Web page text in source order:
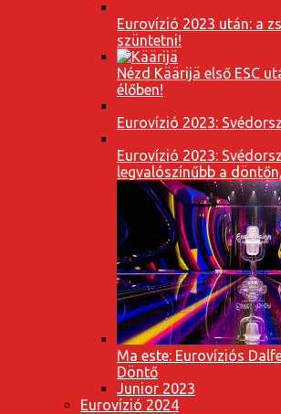
Eurovízió 2023 után: a
szüntetni!
Nézd Käärijä első ESC
élőben!
Eurovízió 2023:
Eurovízió 2023:
legvalószínűbb a
Ma este: Eurovíziós
Döntő
Junior 2023
Eurovízió 2024